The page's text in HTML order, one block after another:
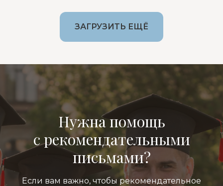
ЗАГРУЗИТЬ ЕЩЁ
Нужна помощь
с рекомендательными
письмами?
Если вам важно, чтобы рекомендательное